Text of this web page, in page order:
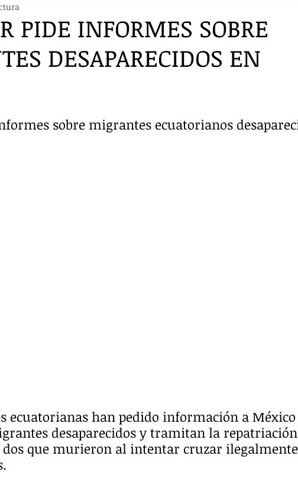
PIDE INFORMES SOBRE
DESAPARECIDOS EN
sobre migrantes ecuatorianos
ecuatorianas han pedido información a México
desaparecidos y tramitan la
dos que murieron al intentar cruzar